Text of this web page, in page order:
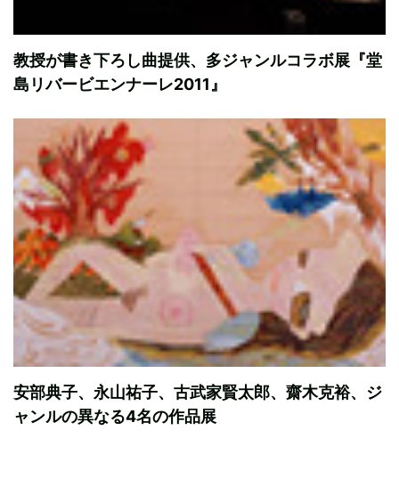
教授が書き下ろし曲提供、多ジャンルコラボ展『堂
島リバービエンナーレ2011』
安部典子、永山祐子、古武家賢太郎、齋木克裕、ジ
ャンルの異なる4名の作品展